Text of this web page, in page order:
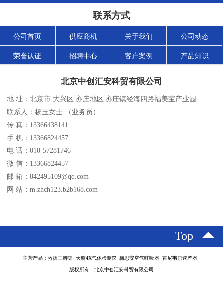
联系方式
公司首页 供应商机 关于我们 公司动态
荣誉认证 招聘中心 客户案例 产品知识
北京中创汇安科贸有限公司
地 址：北京市 大兴区 亦庄地区 亦庄镇经海四路福美宝产业园
联系人：杨玉女士 （业务员）
传 真：13366438141
手 机：13366824457
电 话：010-57281746
微 信：13366824457
邮 箱：842495109@qq.com
网 站：m.zhch123.b2b168.com
Top
主营产品：救援三脚架 天鹰4X气体检测仪 梅思安空气呼吸器 霍尼韦尔速差器
版权所有：北京中创汇安科贸有限公司